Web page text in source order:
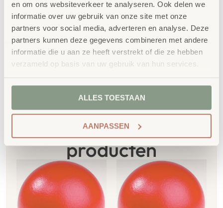
en om ons websiteverkeer te analyseren. Ook delen we
informatie over uw gebruik van onze site met onze
partners voor social media, adverteren en analyse. Deze
partners kunnen deze gegevens combineren met andere
informatie die u aan ze heeft verstrekt of die ze hebben
verzameld op basis van uw gebruik van hun services.
ALLES TOESTAAN
AANPASSEN
Extra informatie
SKU 758894
Gerelateerde
producten